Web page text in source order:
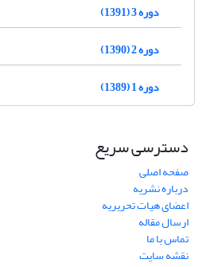
دوره 3 (1391)
دوره 2 (1390)
دوره 1 (1389)
دسترسی سریع
صفحه اصلی
درباره نشریه
اعضای هیات تحریریه
ارسال مقاله
تماس با ما
نقشه سایت